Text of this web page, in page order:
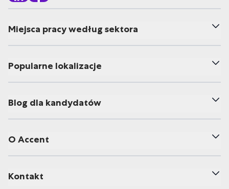
Miejsca pracy według sektora
Popularne lokalizacje
Blog dla kandydatów
O Accent
Kontakt